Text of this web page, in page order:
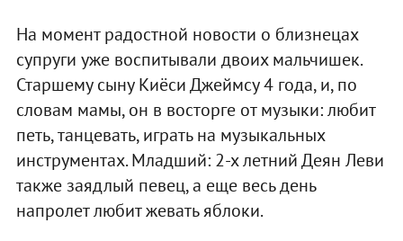
На момент радостной новости о близнецах
супруги уже воспитывали двоих мальчишек.
Старшему сыну Киёси Джеймсу 4 года, и, по
словам мамы, он в восторге от музыки: любит
петь, танцевать, играть на музыкальных
инструментах. Младший: 2-х летний Деян Леви
также заядлый певец, а еще весь день
напролет любит жевать яблоки.